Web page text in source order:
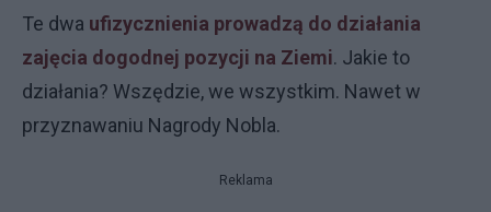
Te dwa ufizycznienia prowadzą do działania
zajęcia dogodnej pozycji na Ziemi. Jakie to
działania? Wszędzie, we wszystkim. Nawet w
przyznawaniu Nagrody Nobla.
Reklama